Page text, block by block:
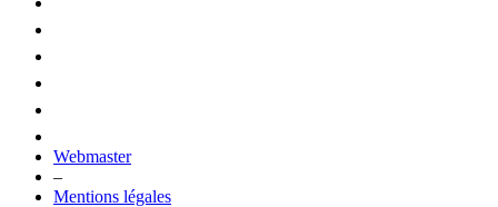
Webmaster
–
Mentions légales